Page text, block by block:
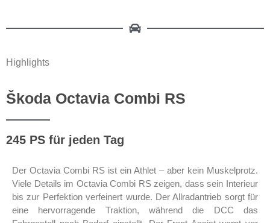
Highlights
Škoda Octavia Combi RS
245 PS für jeden Tag
Der Octavia Combi RS ist ein Athlet – aber kein Muskelprotz.
Viele Details im Octavia Combi RS zeigen, dass sein Interieur
bis zur Perfektion verfeinert wurde. Der Allradantrieb sorgt für
eine hervorragende Traktion, während die DCC das